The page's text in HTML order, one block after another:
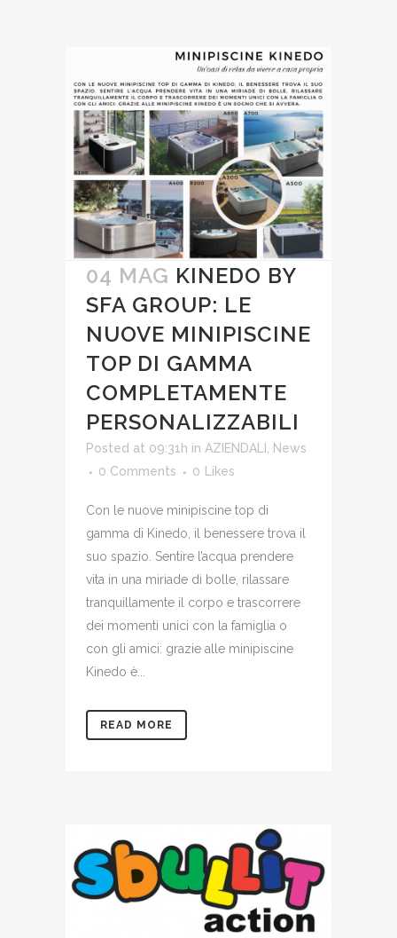
04 MAG KINEDO BY
SFA GROUP: LE
NUOVE MINIPISCINE
TOP DI GAMMA
COMPLETAMENTE
PERSONALIZZABILI
Posted at 09:31h in AZIENDALI
News
0 Comments
0 Likes
Con le nuove minipiscine top di
gamma di Kinedo, il benessere trova il
suo spazio. Sentire l’acqua prendere
vita in una miriade di bolle, rilassare
tranquillamente il corpo e trascorrere
dei momenti unici con la famiglia o
con gli amici: grazie alle minipiscine
Kinedo è...
READ MORE